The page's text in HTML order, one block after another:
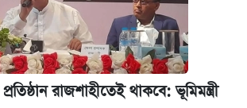
রাজশাহীতেই থাকবে: ভূমিমন্ত্রী